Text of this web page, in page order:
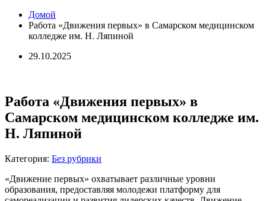
Домой
Работа «Движения первых» в Самарском медицинском
колледже им. Н. Ляпиной
29.10.2025
Работа «Движения первых» в
Самарском медицинском колледже им.
Н. Ляпиной
Категория: Без рубрики
«Движение первых» охватывает различные уровни
образования, предоставляя молодежи платформу для